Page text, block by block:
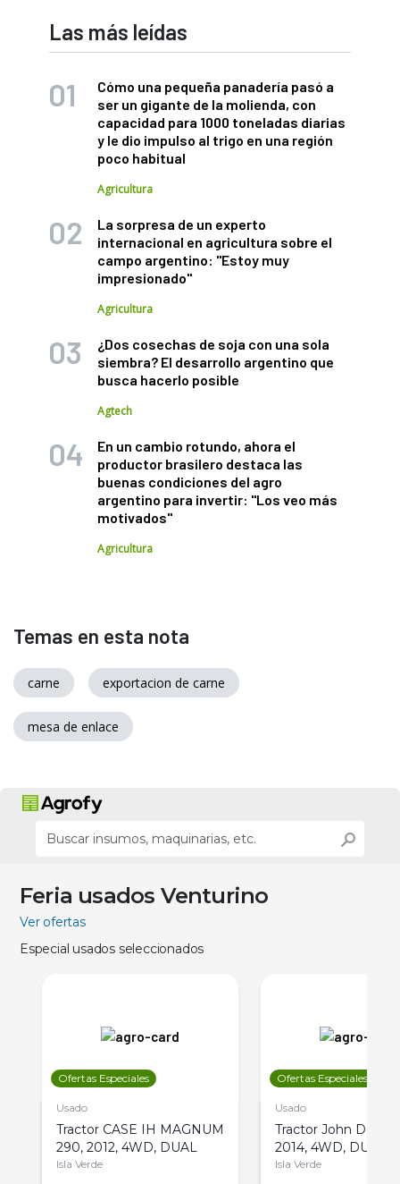
Las más leídas
Cómo una pequeña panadería pasó a
ser un gigante de la molienda, con
capacidad para 1000 toneladas diarias
y le dio impulso al trigo en una región
poco habitual
Agricultura
La sorpresa de un experto
internacional en agricultura sobre el
campo argentino: "Estoy muy
impresionado"
Agricultura
¿Dos cosechas de soja con una sola
siembra? El desarrollo argentino que
busca hacerlo posible
Agtech
En un cambio rotundo, ahora el
productor brasilero destaca las
buenas condiciones del agro
argentino para invertir: "Los veo más
motivados"
Agricultura
Temas en esta nota
carne exportacion de carne
mesa de enlace
Feria usados Venturino
Ver ofertas
Especial usados seleccionados
Ofertas Especiales
Usado
Tractor CASE IH MAGNUM
290, 2012, 4WD, DUAL
Isla Verde
Ofertas Especiales
Usado
Tractor John Deere
2014, 4WD, DUAL
Isla Verde